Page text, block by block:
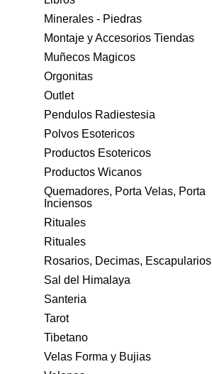
Minerales - Piedras
Montaje y Accesorios Tiendas
Muñecos Magicos
Orgonitas
Outlet
Pendulos Radiestesia
Polvos Esotericos
Productos Esotericos
Productos Wicanos
Quemadores, Porta Velas, Porta
Inciensos
Rituales
Rituales
Rosarios, Decimas, Escapularios
Sal del Himalaya
Santeria
Tarot
Tibetano
Velas Forma y Bujias